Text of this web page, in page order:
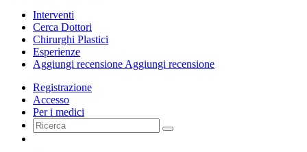
Interventi
Cerca Dottori
Chirurghi Plastici
Esperienze
Aggiungi recensione Aggiungi recensione
Registrazione
Accesso
Per i medici